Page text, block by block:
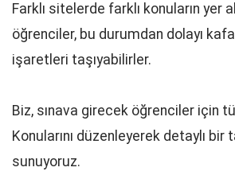
Farklı sitelerde farklı konuların yer
öğrenciler, bu durumdan dolayı
işaretleri taşıyabilirler.
Biz, sınava girecek öğrenciler için
Konularını düzenleyerek detaylı bir
sunuyoruz.